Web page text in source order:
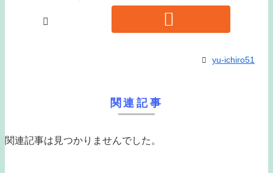
yu-ichiro51
関連記事
関連記事は見つかりませんでした。